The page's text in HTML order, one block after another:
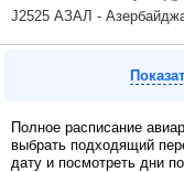
J2525 АЗАЛ -
Полное расписание
выбрать подходящий
дату и посмотреть дни